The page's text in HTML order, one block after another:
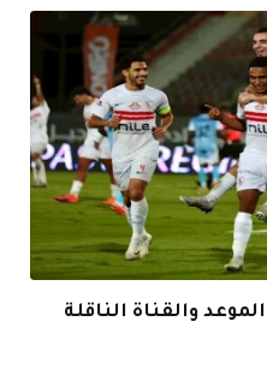
والقناة الناقلة